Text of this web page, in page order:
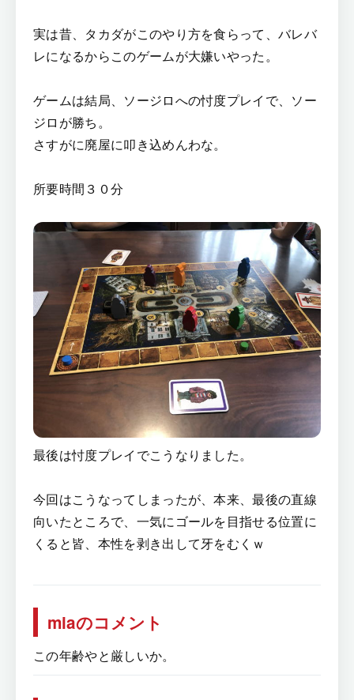
実は昔、タカダがこのやり方を食らって、バレバ
レになるからこのゲームが大嫌いやった。
ゲームは結局、ソージロへの忖度プレイで、ソー
ジロが勝ち。
さすがに廃屋に叩き込めんわな。
所要時間３０分
最後は忖度プレイでこうなりました。
今回はこうなってしまったが、本来、最後の直線
向いたところで、一気にゴールを目指せる位置に
くると皆、本性を剥き出して牙をむくｗ
miaのコメント
この年齢やと厳しいか。